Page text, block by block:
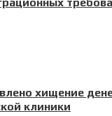
хищение
клиники